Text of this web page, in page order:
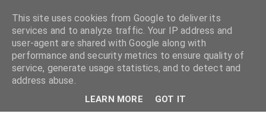
This site uses cookies from Google to deliver its
services and to analyze traffic. Your IP address and
user-agent are shared with Google along with
performance and security metrics to ensure quality of
service, generate usage statistics, and to detect and
address abuse.
LEARN MORE GOT IT